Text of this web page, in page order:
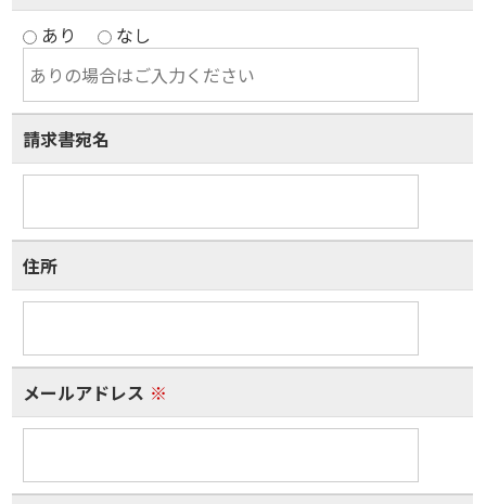
あり
なし
請求書宛名
住所
メールアドレス ※